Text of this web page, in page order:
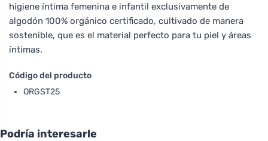
higiene íntima femenina e infantil exclusivamente de
algodón 100% orgánico certificado, cultivado de manera
sostenible, que es el material perfecto para tu piel y áreas
íntimas.
Código del producto
ORGST25
Podría interesarle